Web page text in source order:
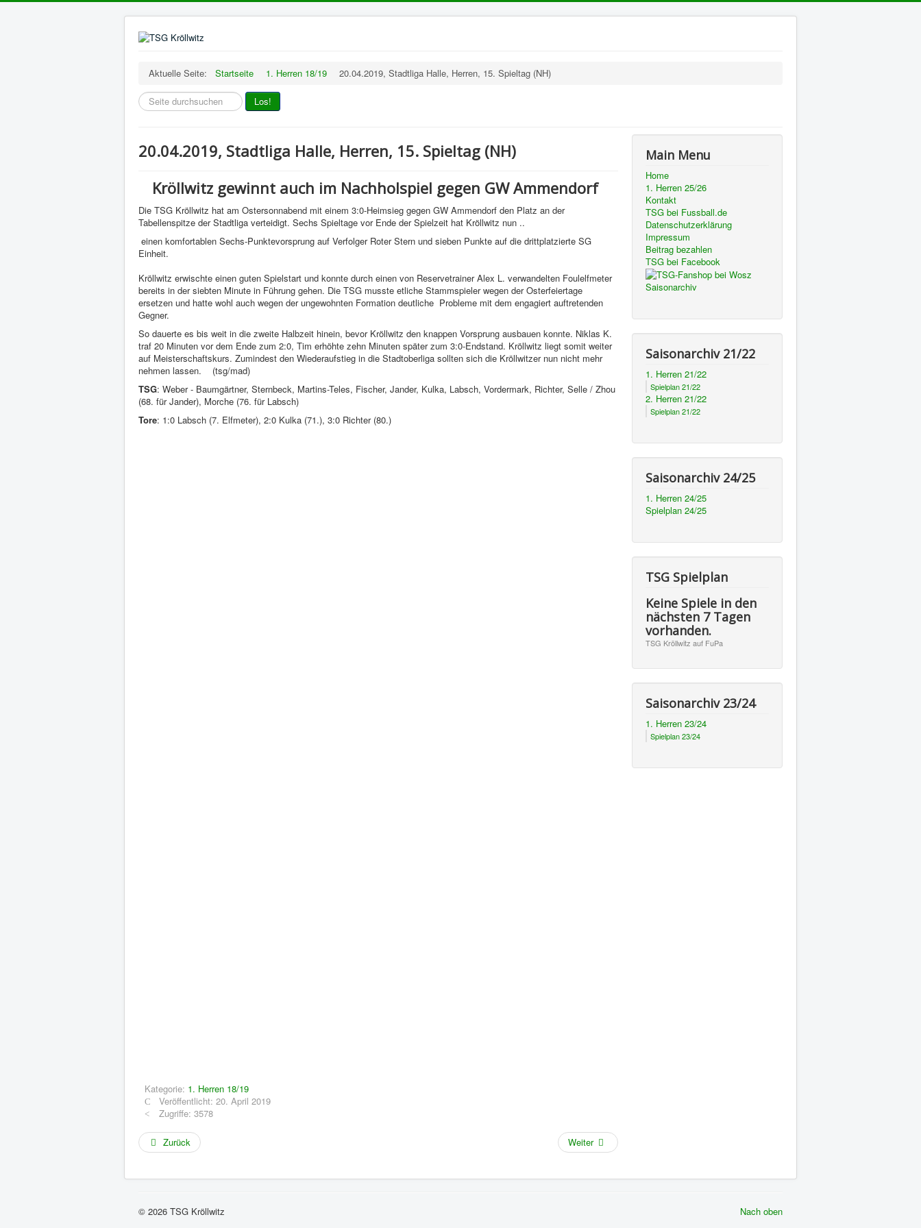
Aktuelle Seite: Startseite 1. Herren 18/19
20.04.2019, Stadtliga Halle, Herren, 15. Spieltag (NH)
Suchfeld
Los!
20.04.2019, Stadtliga Halle, Herren, 15. Spieltag (NH)
Kröllwitz gewinnt auch im Nachholspiel gegen GW Ammendorf
Die TSG Kröllwitz hat am Ostersonnabend mit einem 3:0-Heimsieg gegen GW Ammendorf den Platz an der
Tabellenspitze der Stadtliga verteidigt. Sechs Spieltage vor Ende der Spielzeit hat Kröllwitz nun ..
einen komfortablen Sechs-Punktevorsprung auf Verfolger Roter Stern und sieben Punkte auf die drittplatzierte SG
Einheit.
Kröllwitz erwischte einen guten Spielstart und konnte durch einen von Reservetrainer Alex L. verwandelten Foulelfmeter
bereits in der siebten Minute in Führung gehen. Die TSG musste etliche Stammspieler wegen der Osterfeiertage
ersetzen und hatte wohl auch wegen der ungewohnten Formation deutliche Probleme mit dem engagiert auftretenden
Gegner.
So dauerte es bis weit in die zweite Halbzeit hinein, bevor Kröllwitz den knappen Vorsprung ausbauen konnte. Niklas K.
traf 20 Minuten vor dem Ende zum 2:0, Tim erhöhte zehn Minuten später zum 3:0-Endstand. Kröllwitz liegt somit weiter
auf Meisterschaftskurs. Zumindest den Wiederaufstieg in die Stadtoberliga sollten sich die Kröllwitzer nun nicht mehr
nehmen lassen. (tsg/mad)
TSG: Weber - Baumgärtner, Sternbeck, Martins-Teles, Fischer, Jander, Kulka, Labsch, Vordermark, Richter, Selle / Zhou
(68. für Jander), Morche (76. für Labsch)
Tore: 1:0 Labsch (7. Elfmeter), 2:0 Kulka (71.), 3:0 Richter (80.)
Kategorie: 1. Herren 18/19
Veröffentlicht: 20. April 2019
Zugriffe: 3578
Zurück Weiter
Main Menu
Home
1. Herren 25/26
Kontakt
TSG bei Fussball.de
Datenschutzerklärung
Impressum
Beitrag bezahlen
TSG bei Facebook
Saisonarchiv
Saisonarchiv 21/22
1. Herren 21/22
Spielplan 21/22
2. Herren 21/22
Spielplan 21/22
Saisonarchiv 24/25
1. Herren 24/25
Spielplan 24/25
TSG Spielplan
Keine Spiele in den
nächsten 7 Tagen
vorhanden.
TSG Kröllwitz auf FuPa
Saisonarchiv 23/24
1. Herren 23/24
Spielplan 23/24
Nach oben
© 2026 TSG Kröllwitz